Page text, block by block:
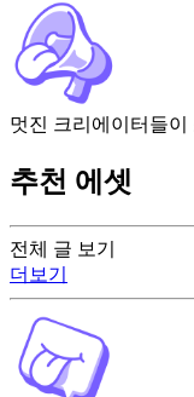
전체 글 보기
더보기
멋진 크리에이터들
추천 에셋